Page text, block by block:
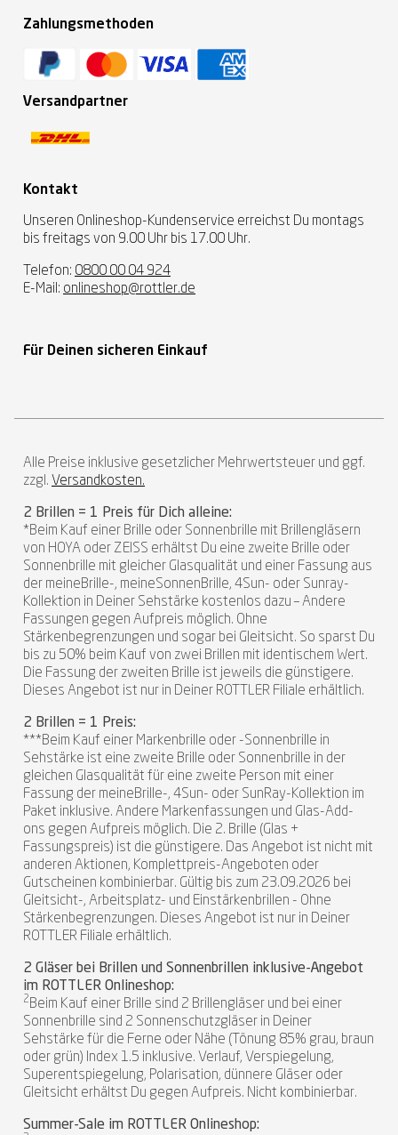
Zahlungsmethoden
Versandpartner
Kontakt
Unseren Onlineshop-Kundenservice erreichst Du montags
bis freitags von 9.00 Uhr bis 17.00 Uhr.
Telefon: 0800 00 04 924
E-Mail: onlineshop@rottler.de
Für Deinen sicheren Einkauf
Alle Preise inklusive gesetzlicher Mehrwertsteuer und ggf.
zzgl. Versandkosten.
2 Brillen = 1 Preis für Dich alleine:
*Beim Kauf einer Brille oder Sonnenbrille mit Brillengläsern
von HOYA oder ZEISS erhältst Du eine zweite Brille oder
Sonnenbrille mit gleicher Glasqualität und einer Fassung aus
der meineBrille-, meineSonnenBrille, 4Sun- oder Sunray-
Kollektion in Deiner Sehstärke kostenlos dazu – Andere
Fassungen gegen Aufpreis möglich. Ohne
Stärkenbegrenzungen und sogar bei Gleitsicht. So sparst Du
bis zu 50% beim Kauf von zwei Brillen mit identischem Wert.
Die Fassung der zweiten Brille ist jeweils die günstigere.
Dieses Angebot ist nur in Deiner ROTTLER Filiale erhältlich.
2 Brillen = 1 Preis:
***Beim Kauf einer Markenbrille oder -Sonnenbrille in
Sehstärke ist eine zweite Brille oder Sonnenbrille in der
gleichen Glasqualität für eine zweite Person mit einer
Fassung der meineBrille-, 4Sun- oder SunRay-Kollektion im
Paket inklusive. Andere Markenfassungen und Glas-Add-
ons gegen Aufpreis möglich. Die 2. Brille (Glas +
Fassungspreis) ist die günstigere. Das Angebot ist nicht mit
anderen Aktionen, Komplettpreis-Angeboten oder
Gutscheinen kombinierbar. Gültig bis zum 23.09.2026 bei
Gleitsicht-, Arbeitsplatz- und Einstärkenbrillen - Ohne
Stärkenbegrenzungen. Dieses Angebot ist nur in Deiner
ROTTLER Filiale erhältlich.
2 Gläser bei Brillen und Sonnenbrillen inklusive-Angebot
im ROTTLER Onlineshop:
2 Beim Kauf einer Brille sind 2 Brillengläser und bei einer
Sonnenbrille sind 2 Sonnenschutzgläser in Deiner
Sehstärke für die Ferne oder Nähe (Tönung 85% grau, braun
oder grün) Index 1.5 inklusive. Verlauf, Verspiegelung,
Superentspiegelung, Polarisation, dünnere Gläser oder
Gleitsicht erhältst Du gegen Aufpreis. Nicht kombinierbar.
Summer-Sale im ROTTLER Onlineshop: